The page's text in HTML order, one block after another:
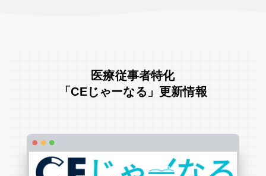
医療従事者特化
「CEじゃーなる」更新情報